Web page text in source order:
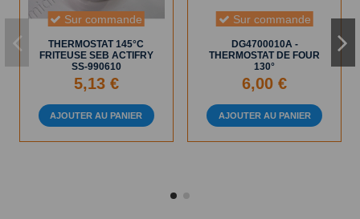
Sur commande
THERMOSTAT 145°C
FRITEUSE SEB ACTIFRY
SS-990610
5,13 €
AJOUTER AU PANIER
Sur commande
DG4700010A -
THERMOSTAT DE FOUR
130°
6,00 €
AJOUTER AU PANIER